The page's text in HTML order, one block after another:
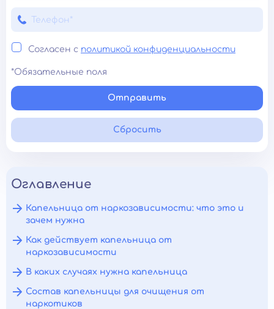
Согласен с политикой конфиденциальности
*Обязательные поля
Отправить
Сбросить
Оглавление
Капельница от наркозависимости: что это и
зачем нужна
Как действует капельница от
наркозависимости
В каких случаях нужна капельница
Состав капельницы для очищения от
наркотиков